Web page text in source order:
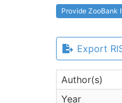
Provide ZooBank
Export
Author(s)
Year